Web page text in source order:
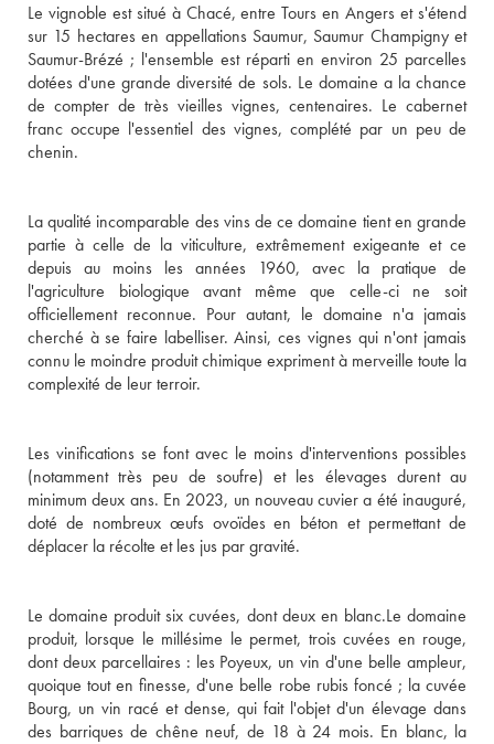
Le vignoble est situé à Chacé, entre Tours en Angers et s'étend
sur 15 hectares en appellations Saumur, Saumur Champigny et
Saumur-Brézé ; l'ensemble est réparti en environ 25 parcelles
dotées d'une grande diversité de sols. Le domaine a la chance
de compter de très vieilles vignes, centenaires. Le cabernet
franc occupe l'essentiel des vignes, complété par un peu de
chenin.
La qualité incomparable des vins de ce domaine tient en grande
partie à celle de la viticulture, extrêmement exigeante et ce
depuis au moins les années 1960, avec la pratique de
l'agriculture biologique avant même que celle-ci ne soit
officiellement reconnue. Pour autant, le domaine n'a jamais
cherché à se faire labelliser. Ainsi, ces vignes qui n'ont jamais
connu le moindre produit chimique expriment à merveille toute la
complexité de leur terroir.
Les vinifications se font avec le moins d'interventions possibles
(notamment très peu de soufre) et les élevages durent au
minimum deux ans. En 2023, un nouveau cuvier a été inauguré,
doté de nombreux œufs ovoïdes en béton et permettant de
déplacer la récolte et les jus par gravité.
Le domaine produit six cuvées, dont deux en blanc.Le domaine
produit, lorsque le millésime le permet, trois cuvées en rouge,
dont deux parcellaires : les Poyeux, un vin d'une belle ampleur,
quoique tout en finesse, d'une belle robe rubis foncé ; la cuvée
Bourg, un vin racé et dense, qui fait l'objet d'un élevage dans
des barriques de chêne neuf, de 18 à 24 mois. En blanc, la